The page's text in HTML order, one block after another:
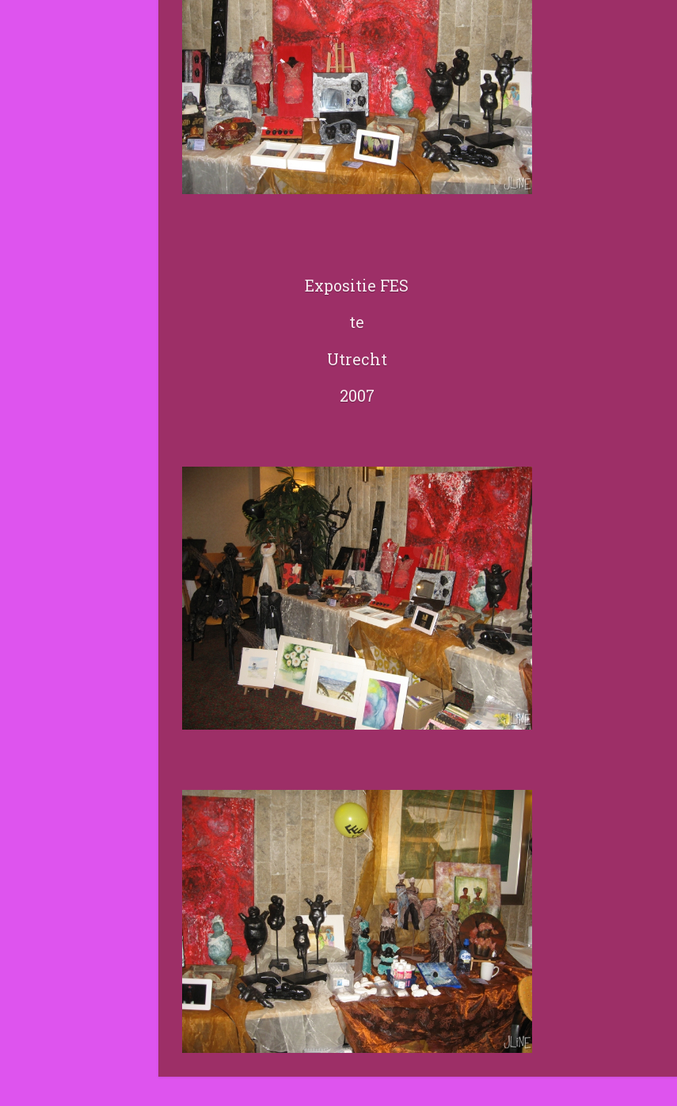
Expositie FES
te
Utrecht
2007